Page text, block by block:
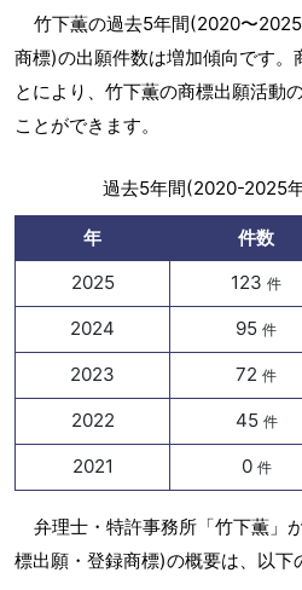
竹下薫の過去5年間(2020〜
商標)の出願件数は増加傾向です。
とにより、竹下薫の商標出願活動
ことができます。
過去5年間(2020-2025
年 件数
2025
123 件
2024 95 件
2023 72 件
2022 45 件
2021 0 件
弁理士・特許事務所「竹下薫」
標出願・登録商標)の概要は、以下